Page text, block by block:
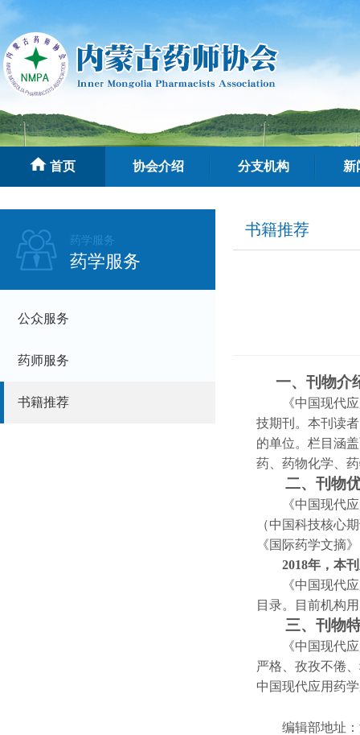
首页 协会介绍 分支机构 新
药学服务
药学服务
公众服务
药师服务
书籍推荐
书籍推荐
一、刊物介
《中国现代应用
技期刊。本刊读
的单位。栏目涵
药、药物化学、
二、刊物
《中国现代应用
（中国科技核心
《国际药学文摘
2018年，本刊
《中国现代应用
目录。目前机构
三、刊物
《中国现代应用
严格、孜孜不倦
中国现代应用药
编辑部地址：浙